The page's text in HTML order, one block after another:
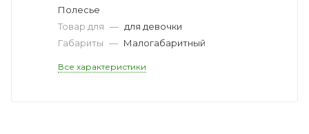
Полесье
Товар для — для девочки
Габариты — Малогабаритный
Все характеристики